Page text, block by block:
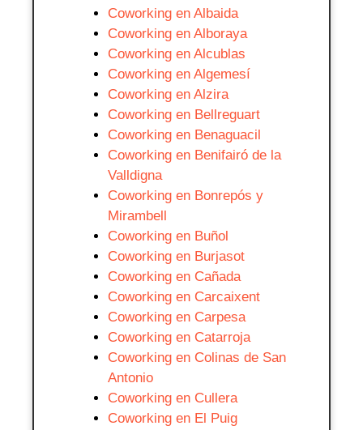
Coworking en Albaida
Coworking en Alboraya
Coworking en Alcublas
Coworking en Algemesí
Coworking en Alzira
Coworking en Bellreguart
Coworking en Benaguacil
Coworking en Benifairó de la
Valldigna
Coworking en Bonrepós y
Mirambell
Coworking en Buñol
Coworking en Burjasot
Coworking en Cañada
Coworking en Carcaixent
Coworking en Carpesa
Coworking en Catarroja
Coworking en Colinas de San
Antonio
Coworking en Cullera
Coworking en El Puig